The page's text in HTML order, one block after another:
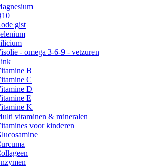
gist
- omega 3-6-9 - vetzuren
B
C
D
E
K
vitaminen & mineralen
voor kinderen